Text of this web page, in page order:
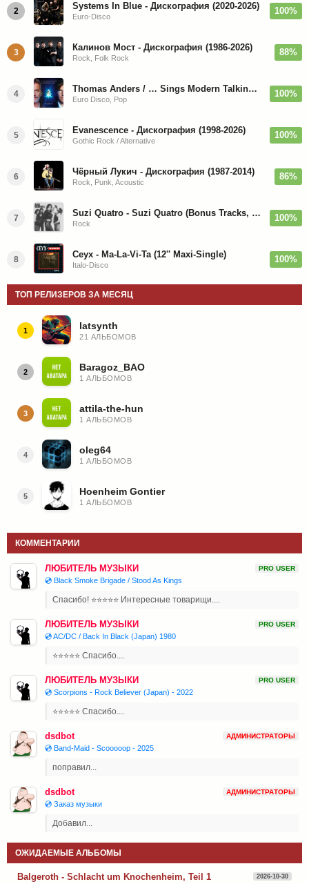
2 Systems In Blue - Дискография (2020-2026)
Euro-Disco
100%
3 Калинов Мост - Дискография (1986-2026)
Rock, Folk Rock
88%
4 Thomas Anders / … Sings Modern Talking: The Best hi-res
Euro Disco, Pop
100%
5 Evanescence - Дискография (1998-2026)
Gothic Rock / Alternative
100%
6 Чёрный Лукич - Дискография (1987-2014)
Rock, Punk, Acoustic
86%
7 Suzi Quatro - Suzi Quatro (Bonus Tracks, Remaster) 1973/2022
Rock
100%
8 Ceyx - Ma-La-Vi-Ta (12'' Maxi-Single)
Italo-Disco
100%
ТОП РЕЛИЗЕРОВ ЗА МЕСЯЦ
1 latsynth
21 АЛЬБОМОВ
2 Baragoz_BAO
1 АЛЬБОМОВ
3 attila-the-hun
1 АЛЬБОМОВ
4 oleg64
1 АЛЬБОМОВ
5 Hoenheim Gontier
1 АЛЬБОМОВ
КОММЕНТАРИИ
ЛЮБИТЕЛЬ МУЗЫКИ PRO USER
💿 Black Smoke Brigade / Stood As Kings
Спасибо! ⭐⭐⭐⭐⭐ Интересные товарищи....
ЛЮБИТЕЛЬ МУЗЫКИ PRO USER
💿 AC/DC / Back In Black (Japan) 1980
⭐⭐⭐⭐⭐ Спасибо....
ЛЮБИТЕЛЬ МУЗЫКИ PRO USER
💿 Scorpions - Rock Believer (Japan) - 2022
⭐⭐⭐⭐⭐ Спасибо....
dsdbot АДМИНИСТРАТОРЫ
💿 Band-Maid - Scooooop - 2025
поправил...
dsdbot АДМИНИСТРАТОРЫ
💿 Заказ музыки
Добавил...
ОЖИДАЕМЫЕ АЛЬБОМЫ
Balgeroth - Schlacht um Knochenheim, Teil 1 2026-10-30